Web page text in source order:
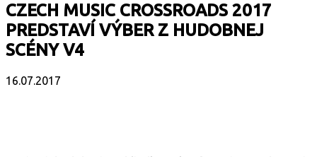
CZECH MUSIC CROSSROADS 2017
PREDSTAVÍ VÝBER Z HUDOBNEJ
SCÉNY V4
16.07.2017